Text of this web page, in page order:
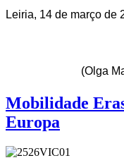
Leiria, 14 de março de
(Olga
Mobilidade
Europa